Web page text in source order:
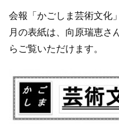
会報「かごしま芸術文化
月の表紙は、向原瑞恵さ
らご覧いただけます。